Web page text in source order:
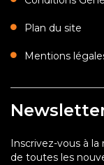
Plan du site
Mentions
Inscrivez-vous à
de toutes les